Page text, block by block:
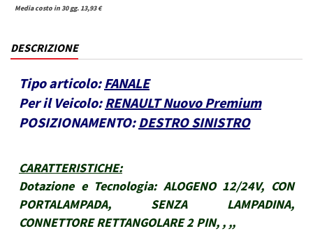
Media costo in 30 gg. 13,93 €
DESCRIZIONE
Tipo articolo: FANALE
Per il Veicolo: RENAULT Nuovo Premium
POSIZIONAMENTO: DESTRO SINISTRO
CARATTERISTICHE:
Dotazione e Tecnologia: ALOGENO 12/24V, CON
PORTALAMPADA, SENZA LAMPADINA,
CONNETTORE RETTANGOLARE 2 PIN, , ,,